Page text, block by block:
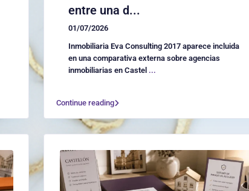
entre una d...
01/07/2026
Inmobiliaria Eva Consulting 2017 aparece incluida
en una comparativa externa sobre agencias
inmobiliarias en Castel ...
Continue reading